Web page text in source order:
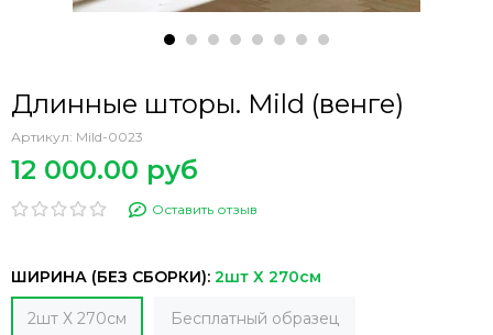
Длинные шторы. Mild (венге)
Артикул: Mild-0023
12 000.00 руб
Оставить отзыв
ШИРИНА (БЕЗ СБОРКИ): 2шт Х 270см
2шт Х 270см Бесплатный образец